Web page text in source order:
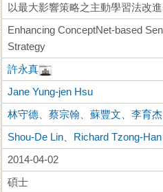
以最大影響策略之主動學習法改
Enhancing ConceptNet-based
Strategy
許永真
Jane Yung-jen Hsu
林守德 、蔡宗翰 、蘇豐文 、李育杰
Shou-De Lin Richard Tzong-Han
2014-04-02
碩士